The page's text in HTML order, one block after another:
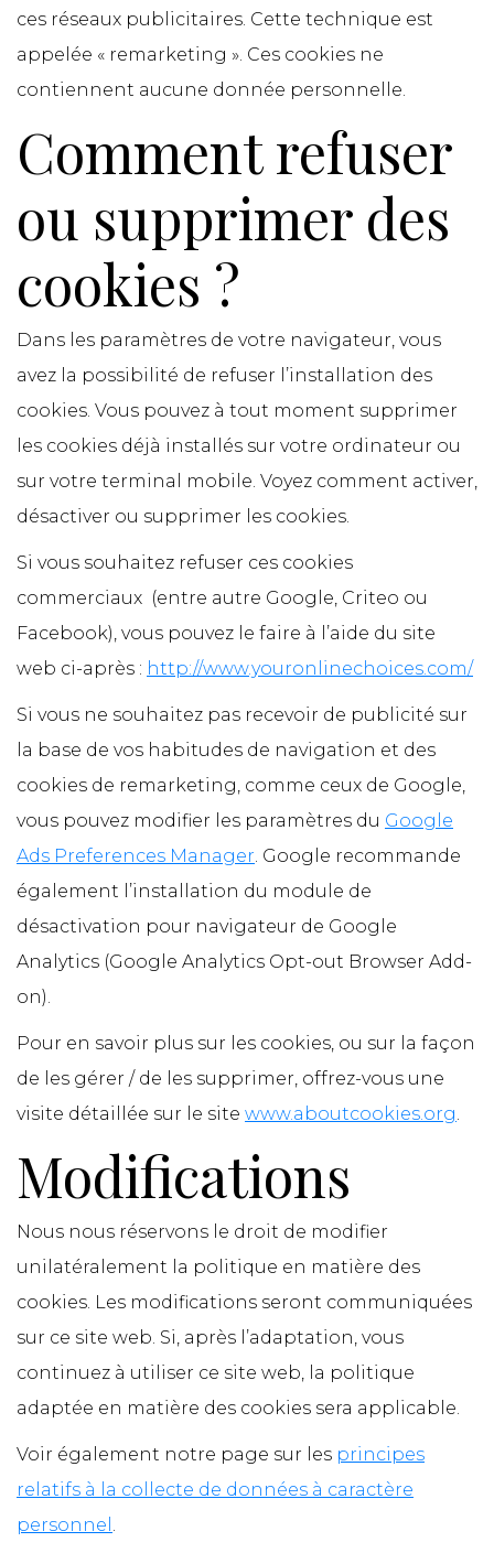
ces réseaux publicitaires. Cette technique est
appelée « remarketing ». Ces cookies ne
contiennent aucune donnée personnelle.
Comment refuser
ou supprimer des
cookies ?
Dans les paramètres de votre navigateur, vous
avez la possibilité de refuser l’installation des
cookies. Vous pouvez à tout moment supprimer
les cookies déjà installés sur votre ordinateur ou
sur votre terminal mobile. Voyez comment activer,
désactiver ou supprimer les cookies.
Si vous souhaitez refuser ces cookies
commerciaux (entre autre Google, Criteo ou
Facebook), vous pouvez le faire à l’aide du site
web ci-après : http://www.youronlinechoices.com/
Si vous ne souhaitez pas recevoir de publicité sur
la base de vos habitudes de navigation et des
cookies de remarketing, comme ceux de Google,
vous pouvez modifier les paramètres du Google
Ads Preferences Manager. Google recommande
également l’installation du module de
désactivation pour navigateur de Google
Analytics (Google Analytics Opt-out Browser Add-
on).
Pour en savoir plus sur les cookies, ou sur la façon
de les gérer / de les supprimer, offrez-vous une
visite détaillée sur le site www.aboutcookies.org.
Modifications
Nous nous réservons le droit de modifier
unilatéralement la politique en matière des
cookies. Les modifications seront communiquées
sur ce site web. Si, après l’adaptation, vous
continuez à utiliser ce site web, la politique
adaptée en matière des cookies sera applicable.
Voir également notre page sur les principes
relatifs à la collecte de données à caractère
personnel .